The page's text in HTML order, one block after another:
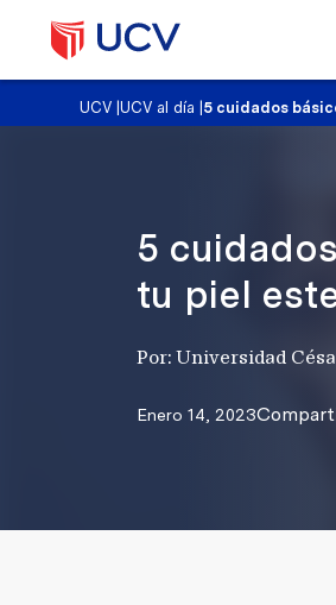
UCV |UCV al día 5 cuidados
5
tu piel
Por: Universidad
Enero 14, 2023